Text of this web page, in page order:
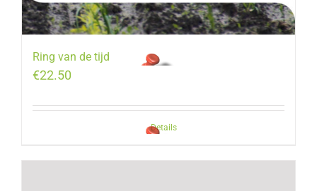
Ring van de tijd
€22.50
Details